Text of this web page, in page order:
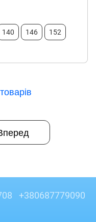
140 146 152
+380687779090